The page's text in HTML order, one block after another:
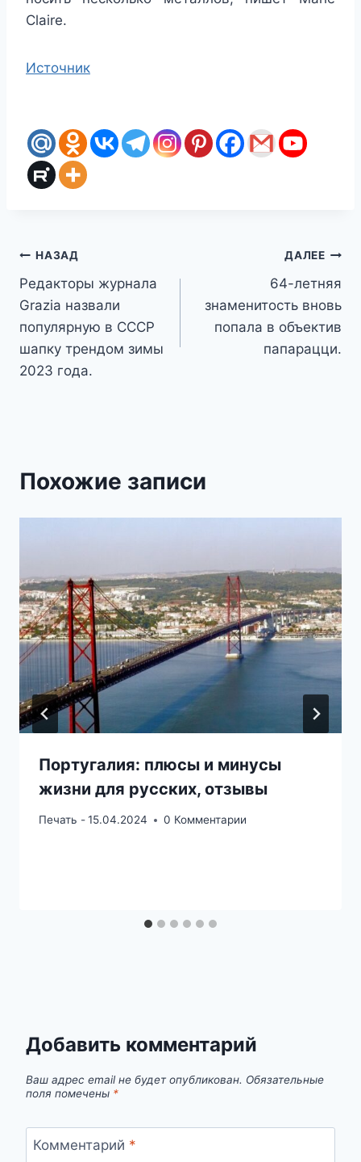
Claire.
Источник
Навигация
по
записям
НАЗАД
Редакторы журнала
Grazia назвали
популярную в СССР
шапку трендом зимы
2023 года.
ДАЛЕЕ
64-летняя
знаменитость вновь
попала в объектив
папарацци.
Похожие записи
Португалия: плюсы и минусы
жизни для русских, отзывы
Печать -15.04.2024 0 Комментарии
Добавить комментарий
Ваш адрес email не будет опубликован. Обязательные
поля помечены *
Комментарий *